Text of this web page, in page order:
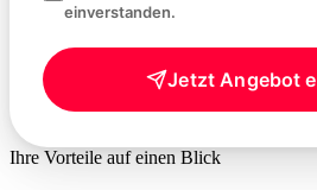
einverstanden.
Jetzt Angebot
Ihre Vorteile auf einen Blick